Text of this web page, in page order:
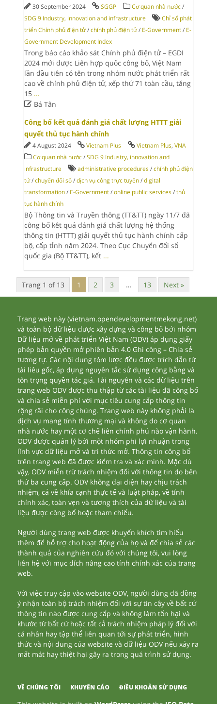
30 September 2024 SGGP Cơ quan nhà nước /
SDG 9 Industry, innovation and infrastructure
Chỉ số phát
triển Chính phủ điện tử /chính phủ điện tử / E-Government / E-
Government Development Index
Trong báo cáo khảo sát Chính phủ điện tử – EGDI
2024 mới được Liên hợp quốc công bố, Việt Nam
lần đầu tiên có tên trong nhóm nước phát triển rất
cao về chính phủ điện tử, xếp thứ 71 toàn cầu, tăng
15 ...
Bá Tân
Công bố kết quả đánh giá chất lượng HTTT giải
quyết thủ tục hành chính
4 August 2024 Vietnam Plus Vietnam Plus, VNA
Cơ quan nhà nước /SDG 9 Industry, innovation and
infrastructure
administrative procedures /chính phủ điện
tử /chuyển đổi số /dịch vụ công trực tuyến /digital
transformation / E-Government /online public services /thủ
tục hành chính
Bộ Thông tin và Truyền thông (TT&TT) ngày 11/7 đã
công bố kêt quả đánh giá chất lượng hệ thống
thông tin (HTTT) giải quyết thủ tục hành chính cấp
bộ, cấp tỉnh năm 2024. Theo Cục Chuyển đổi số
quốc gia (Bộ TT&TT), kết ...
Trang 1 of 13 1 2 3 … 13 Next »
Trang web này (vietnam.opendevelopmentmekong.net)
và toàn bộ dữ liệu được xây dựng và công bố bởi nhóm
Dữ liệu mở về phát triển Việt Nam (ODV) áp dụng giấy
phép bản quyền mở phiên bản 4.0 Ghi công – Chia sẻ
tương tự. Các nội dung tóm lược đều được trích dẫn từ
tài liêu gốc, áp dụng nguyên tắc sử dụng công bằng và
tôn trọng quyền tác giả. Tài nguyên và các dữ liệu trên
trang web ODV được thu thập từ các tài liệu đã công bố
và chia sẻ miễn phí với mục tiêu cung cấp thông tin
rộng rãi cho công chúng. Trang web này không phải là
dịch vụ mang tính thương mại và không do cơ quan
nhà nước hay một cơ chế liên chính phủ nào vận hành.
ODV được quản lý bởi một nhóm phi lợi nhuận trong
lĩnh vực dữ liệu mở và tri thức mở. Thông tin công bố
trên trang web đã được kiểm tra và xác minh. Mặc dù
vậy, ODV miễn trừ trách nhiệm đối với thông tin do bên
thứ ba cung cấp. ODV không đại diện hay chịu trách
nhiệm, cả về khía cạnh thực tế và luật pháp, về tính
chính xác, toàn vẹn và tương thích của dữ liệu và tài
liệu được công bố hoặc tham chiếu.
Người dùng trang web được khuyến khích tìm hiểu
thêm để hỗ trợ cho hoạt động của họ và để chia sẻ các
thành quả của nghiên cứu đó với chúng tôi, vui lòng
liên hệ với mục đích nâng cao tính chính xác của trang
web.
Với việc truy cập vào website ODV, người dùng đã đồng
ý nhận toàn bộ trách nhiệm đối với sự tin cậy về bất cứ
thông tin nào được cung cấp và không làm tổn hại và
khước từ bất cứ hoặc tất cả trách nhiệm pháp lý đối với
cá nhân hay tập thể liên quan tới sự phát triển, hình
thức và nội dung của website và dữ liệu ODV nếu xảy ra
mất mát hay thiệt hại gây ra trong quá trình sử dụng.
VỀ CHÚNG TÔI KHUYẾN CÁO ĐIỀU KHOẢN SỬ DỤNG